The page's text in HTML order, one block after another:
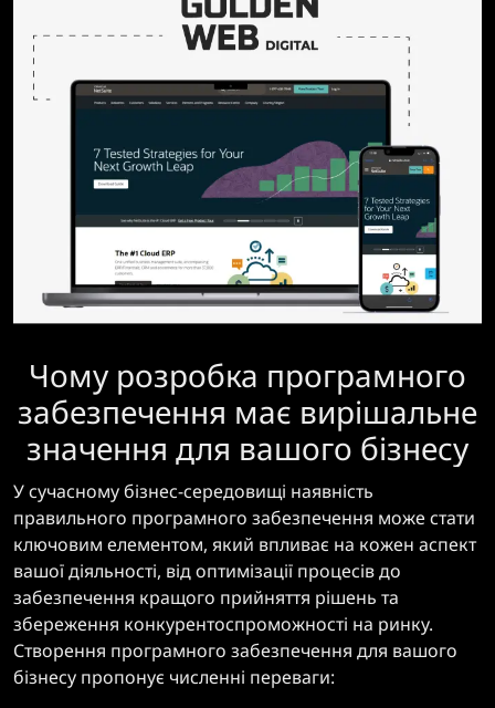
Чому розробка програмного
забезпечення має вирішальне
значення для вашого бізнесу
У сучасному бізнес-середовищі наявність
правильного програмного забезпечення може стати
ключовим елементом, який впливає на кожен аспект
вашої діяльності, від оптимізації процесів до
забезпечення кращого прийняття рішень та
збереження конкурентоспроможності на ринку.
Створення програмного забезпечення для вашого
бізнесу пропонує численні переваги: